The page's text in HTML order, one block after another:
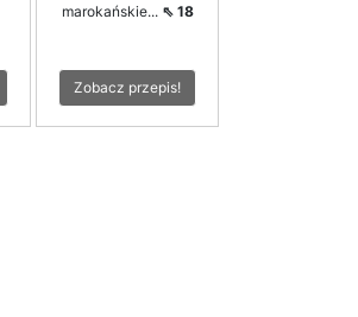
marokańskie... ⇖ 18
Zobacz przepis!